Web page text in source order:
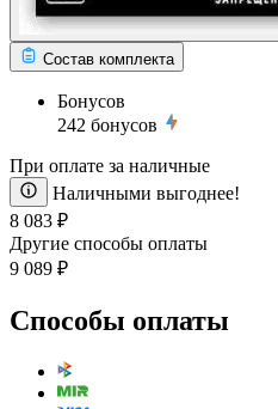
Состав комплекта
Бонусов
242 бонусов
При оплате за наличные
Наличными выгоднее!
8 083 ₽
Другие способы оплаты
9 089 ₽
Способы оплаты